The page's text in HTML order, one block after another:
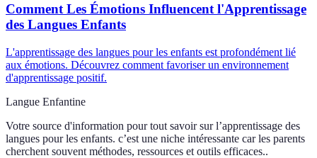
Comment Les Émotions Influencent l'Apprentissage
des Langues Enfants
L'apprentissage des langues pour les enfants est profondément lié
aux émotions. Découvrez comment favoriser un environnement
d'apprentissage positif.
Langue Enfantine
Votre source d'information pour tout savoir sur l’apprentissage des
langues pour les enfants. c’est une niche intéressante car les parents
cherchent souvent méthodes, ressources et outils efficaces..